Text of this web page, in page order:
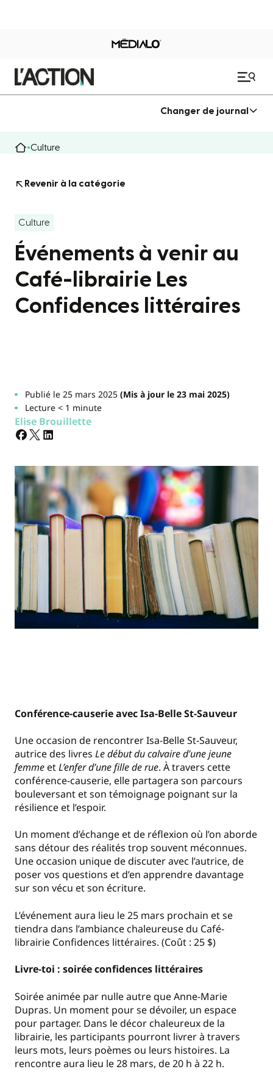
Changer de journal
Culture
Revenir à la catégorie
Culture
Événements à venir au
Café-librairie Les
Confidences littéraires
Publié le 25 mars 2025(Mis à jour le 23 mai 2025)
Lecture < 1 minute
Elise Brouillette
Conférence-causerie avec Isa-Belle St-Sauveur
Une occasion de rencontrer Isa-Belle St-Sauveur,
autrice des livres Le début du calvaire d’une jeune
femme etL’enfer d’une fille de rue. À travers cette
conférence-causerie, elle partagera son parcours
bouleversant et son témoignage poignant sur la
résilience et l’espoir.
Un moment d’échange et de réflexion où l’on aborde
sans détour des réalités trop souvent méconnues.
Une occasion unique de discuter avec l’autrice, de
poser vos questions et d’en apprendre davantage
sur son vécu et son écriture.
L’événement aura lieu le 25 mars prochain et se
tiendra dans l’ambiance chaleureuse du Café-
librairie Confidences littéraires. (Coût : 25 $)
Livre-toi : soirée confidences littéraires
Soirée animée par nulle autre que Anne-Marie
Dupras. Un moment pour se dévoiler, un espace
pour partager. Dans le décor chaleureux de la
librairie, les participants pourront livrer à travers
leurs mots, leurs poèmes ou leurs histoires. La
rencontre aura lieu le 28 mars, de 20 h à 22 h.